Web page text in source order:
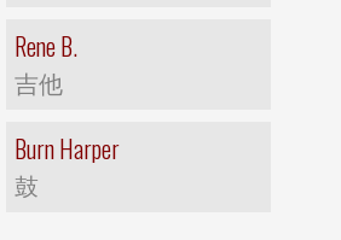
Rene B.
吉他
Burn Harper
鼓